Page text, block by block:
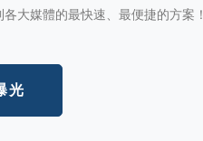
大媒體的最快速、最便捷的方案！
光